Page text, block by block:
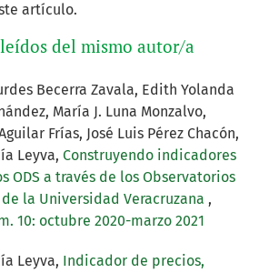
artículo.
del mismo autor/a
Becerra Zavala, Edith Yolanda
María J. Luna Monzalvo,
Frías, José Luis Pérez Chacón,
Leyva, Construyendo indicadores
ODS a través de los Observatorios
la Universidad Veracruzana ,
10: octubre 2020-marzo 2021
Leyva, Indicador de precios,